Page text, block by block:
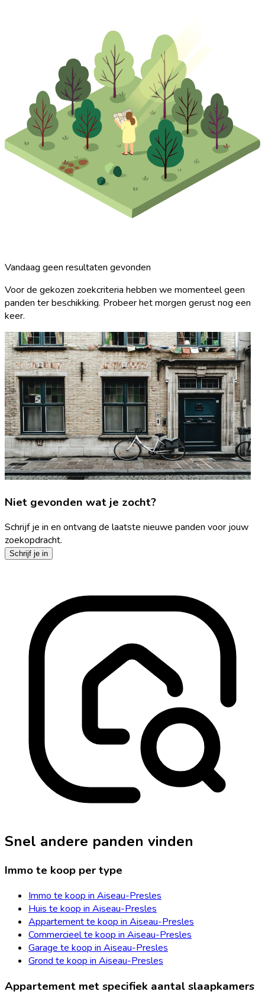
Vandaag geen resultaten gevonden
Voor de gekozen zoekcriteria hebben we momenteel geen
panden ter beschikking. Probeer het morgen gerust nog een
keer.
Niet gevonden wat je zocht?
Schrijf je in en ontvang de laatste nieuwe panden voor jouw
zoekopdracht.
Schrijf je in
Snel andere panden vinden
Immo te koop per type
Immo te koop in Aiseau-Presles
Huis te koop in Aiseau-Presles
Appartement te koop in Aiseau-Presles
Commercieel te koop in Aiseau-Presles
Garage te koop in Aiseau-Presles
Grond te koop in Aiseau-Presles
Appartement met specifiek aantal slaapkamers